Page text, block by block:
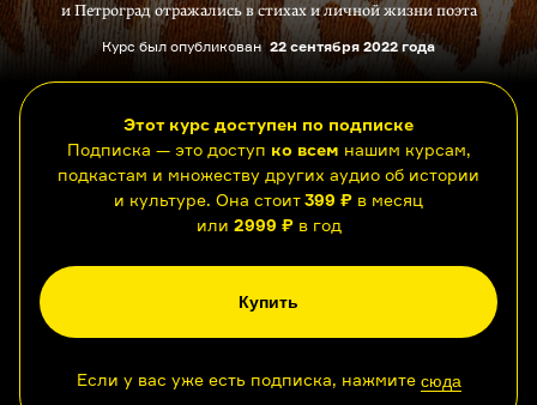
и Петроград отражались в стихах и личной жизни поэта
Курс был опубликован 22 сентября 2022 года
Этот курс доступен по подписке
Подписка — это доступ ко всем нашим курсам,
подкастам и множеству других аудио об истории
и культуре. Она стоит399 ₽ в месяц
или 2999 ₽в год
Купить
Если у вас уже есть подписка, нажмите сюда